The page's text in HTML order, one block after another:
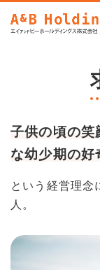
子供の頃の笑
な幼少期の好
という経営理念
人。